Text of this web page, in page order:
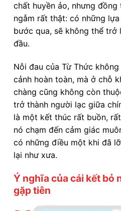
chất huyền ảo, nhưng
ngẫm rất thật: có những
bước qua, sẽ không thể trở
đầu.
Nỗi đau của Từ Thức
cảnh hoàn toàn, mà ở chỗ
chàng cũng không còn
trở thành người lạc giữa
là một kết thúc rất buồn,
nó chạm đến cảm giác
có những điều một khi đã
lại như xưa.
Ý nghĩa của cái kết bỏ
gặp tiên